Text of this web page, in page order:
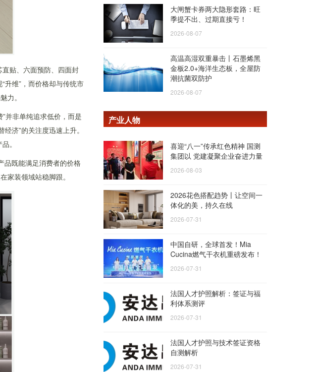
贴、六面预防、四面封
升维”，而价格却与传统市
力。
并非单纯追求低价，而是
济”的关注度迅速上升。
。
品既能满足消费者的价格
家装领域站稳脚跟。
大闸蟹卡券两大隐形套路：旺
季提不出、过期直接亏！
2026-08-07
高温高湿双重暴击丨石墨烯黑
金板2.0+海洋生态板，全屋防
潮抗菌双防护
2026-08-07
产业人物
喜迎“八一”传承红色精神 国测
集团以 党建凝聚企业奋进力量
2026-08-03
2026花色搭配趋势丨让空间一
体化的美，持久在线
2026-07-31
中国自研，全球首发！Mia
Cucina燃气干衣机重磅发布！
2026-07-31
法国人才护照解析：签证与福
利体系测评
2026-07-31
法国人才护照与技术签证资格
自测解析
2026-07-31